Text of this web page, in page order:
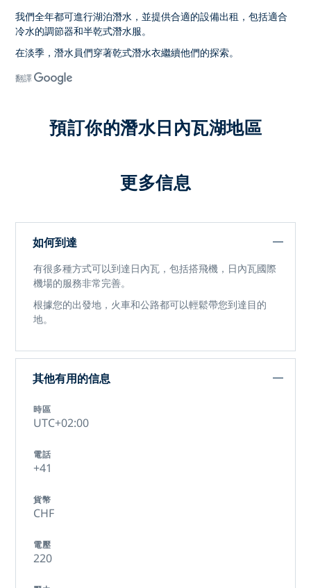
我們全年都可進行湖泊潛水，並提供合適的設備出租，包括適合
冷水的調節器和半乾式潛水服。
在淡季，潛水員們穿著乾式潛水衣繼續他們的探索。
翻譯
預訂你的潛水日內瓦湖地區
更多信息
如何到達
有很多種方式可以到達日內瓦，包括搭飛機，日內瓦國際
機場的服務非常完善。
根據您的出發地，火車和公路都可以輕鬆帶您到達目的
地。
其他有用的信息
時區
UTC+02:00
電話
+41
貨幣
CHF
電壓
220